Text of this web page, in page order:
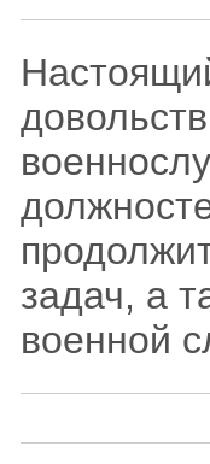
задач, а
военной